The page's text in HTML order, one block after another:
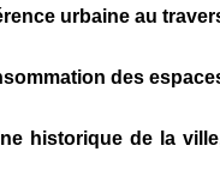
urbaine au
des
historique de la